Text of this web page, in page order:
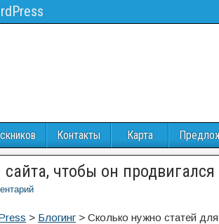
Контакты Карта
чтобы он продвигался
> Блогинг > Сколько нужно статей